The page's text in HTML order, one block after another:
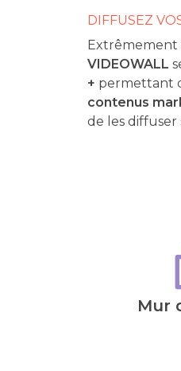
DIFFUSEZ
Extrêmement
VIDEOWALL
+ permettant
contenus
de les diffuser
Mur